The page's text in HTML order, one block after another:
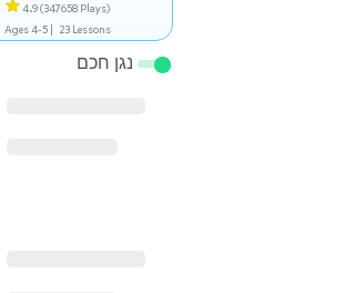
4.9(347658 Plays)
Ages 4-5 | 23 Lessons